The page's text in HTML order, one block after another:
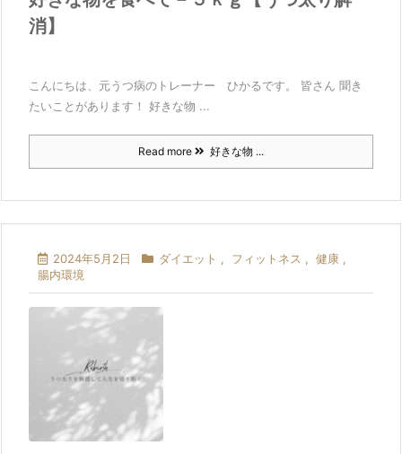
消】
こんにちは、元うつ病のトレーナー ひかるです。 皆さん 聞き
たいことがあります！ 好きな物 ...
Read more 好きな物 ...
2024年5月2日 ダイエット , フィットネス , 健康 ,
腸内環境